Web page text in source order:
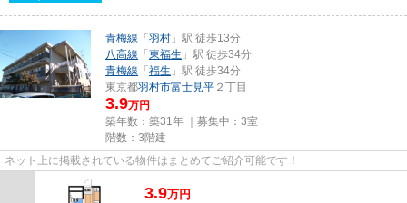
青梅線 「羽村 」駅 徒歩13分
八高線 「東福生 」駅 徒歩34分
青梅線 「福生 」駅 徒歩34分
東京都羽村市富士見平 ２丁目
3.9万円
築年数：築31年 ｜募集中： 3室
階数：3階建
ネット上に掲載されている物件はまとめてご紹介可能です！
3.9万円